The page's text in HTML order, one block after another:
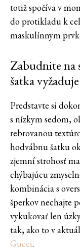
totiž spočíva v
do protikladu k
maskulínnym
Zabudnite na
šatka
Predstavte si
s nízkym sedom,
rebrovanou
hodvábnu šatku
zjemní strohosť
chýbajúcu
kombinácia s
šperkov nechajte
vykukovať len
tak, ako to v
Gucci.